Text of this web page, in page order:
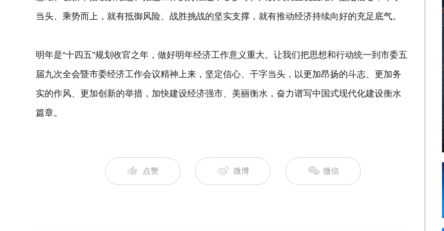
当头、乘势而上，就有抵御风险、战胜挑战的坚实支撑，就有推动经济持续向好的充足底气。
明年是“十四五”规划收官之年，做好明年经济工作意义重大。让我们把思想和行动统一到市委五
届九次全会暨市委经济工作会议精神上来，坚定信心、干字当头，以更加昂扬的斗志、更加务
实的作风、更加创新的举措，加快建设经济强市、美丽衡水，奋力谱写中国式现代化建设衡水
篇章。
点赞 微博 微信